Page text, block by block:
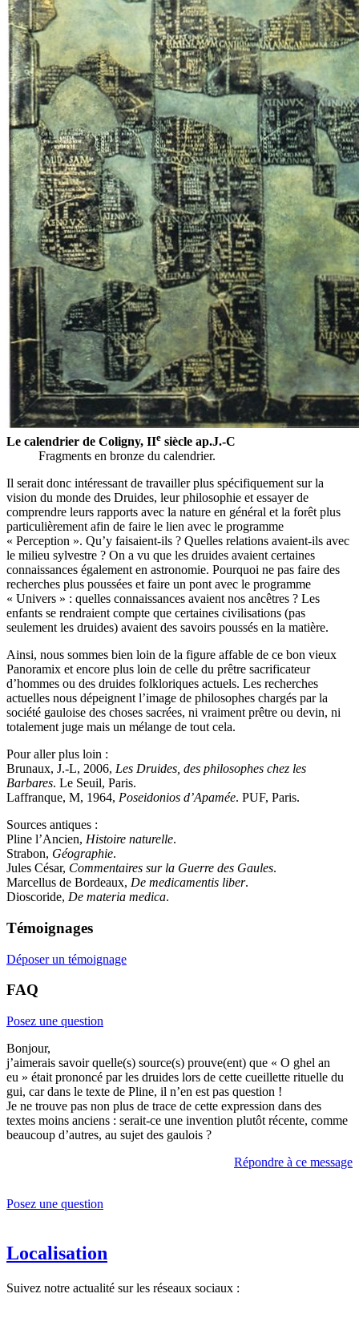
Le calendrier de Coligny, IIe siècle ap.J.-C
Fragments en bronze du calendrier.
Il serait donc intéressant de travailler plus spécifiquement sur la
vision du monde des Druides, leur philosophie et essayer de
comprendre leurs rapports avec la nature en général et la forêt plus
particulièrement afin de faire le lien avec le programme
« Perception ». Qu’y faisaient-ils ? Quelles relations avaient-ils avec
le milieu sylvestre ? On a vu que les druides avaient certaines
connaissances également en astronomie. Pourquoi ne pas faire des
recherches plus poussées et faire un pont avec le programme
« Univers » : quelles connaissances avaient nos ancêtres ? Les
enfants se rendraient compte que certaines civilisations (pas
seulement les druides) avaient des savoirs poussés en la matière.
Ainsi, nous sommes bien loin de la figure affable de ce bon vieux
Panoramix et encore plus loin de celle du prêtre sacrificateur
d’hommes ou des druides folkloriques actuels. Les recherches
actuelles nous dépeignent l’image de philosophes chargés par la
société gauloise des choses sacrées, ni vraiment prêtre ou devin, ni
totalement juge mais un mélange de tout cela.
Pour aller plus loin :
Brunaux, J.-L, 2006, Les Druides, des philosophes chez les
Barbares. Le Seuil, Paris.
Laffranque, M, 1964, Poseidonios d’Apamée. PUF, Paris.
Sources antiques :
Pline l’Ancien, Histoire naturelle.
Strabon, Géographie.
Jules César, Commentaires sur la Guerre des Gaules.
Marcellus de Bordeaux, De medicamentis liber.
Dioscoride, De materia medica.
Témoignages
Déposer un témoignage
FAQ
Posez une question
Bonjour,
j’aimerais savoir quelle(s) source(s) prouve(ent) que « O ghel an
eu » était prononcé par les druides lors de cette cueillette rituelle du
gui, car dans le texte de Pline, il n’en est pas question !
Je ne trouve pas non plus de trace de cette expression dans des
textes moins anciens : serait-ce une invention plutôt récente, comme
beaucoup d’autres, au sujet des gaulois ?
Répondre à ce message
Posez une question
Localisation
Suivez notre actualité sur les réseaux sociaux :